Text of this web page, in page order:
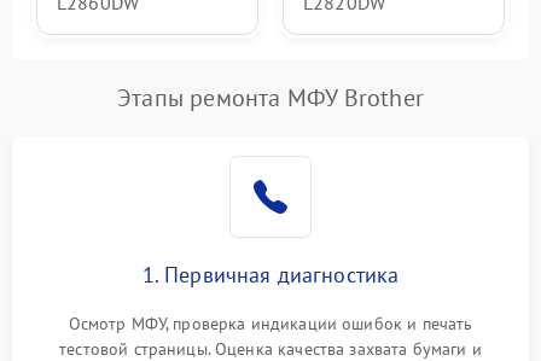
Этапы ремонта МФУ Brother
1. Первичная диагностика
Осмотр МФУ, проверка индикации ошибок и печать
тестовой страницы. Оценка качества захвата бумаги и